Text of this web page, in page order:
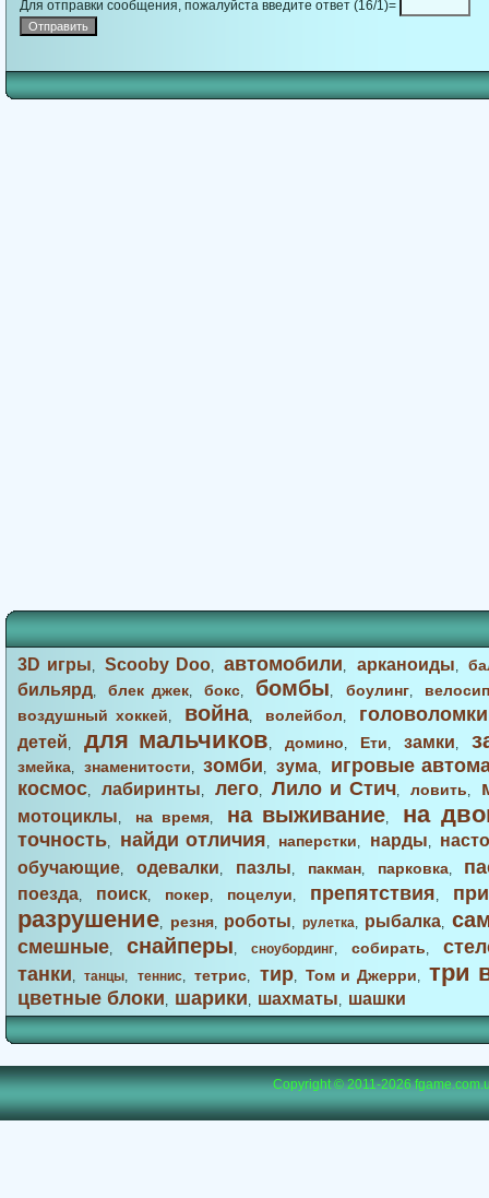
Для отправки сообщения, пожалуйста введите ответ (16/1)=
3D игры,Scooby Doo,автомобили, арканоиды,
бильярд,блек джек,бокс, бомбы, боулинг,
воздушный хоккей, война, волейбол, головоломки
детей, для мальчиков, домино, Ети, замки,
змейка, знаменитости,зомби, зума,
игровые
космос, лабиринты, лего,Лило и Стич,ловить,
мотоциклы, на время, на выживание, на
точность, найди отличия, наперстки, нарды,
обучающие, одевалки, пазлы, пакман, парковка,
поезда, поиск, покер, поцелуи, препятствия,
разрушение, резня, роботы, рулетка, рыбалка,
смешные, снайперы, сноубординг, собирать,
танки,танцы, теннис,тетрис, тир,Том и Джерри, три
цветные блоки, шарики, шахматы, шашки
Copyright © 2011-2026